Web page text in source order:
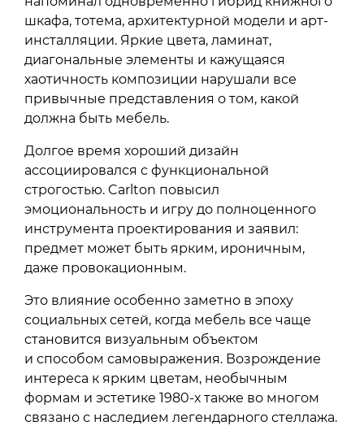
шкафа, тотема, архитектурной модели и арт-
инсталляции. Яркие цвета, ламинат,
диагональные элементы и кажущаяся
хаотичность композиции нарушали все
привычные представления о том, какой
должна быть мебель.
Долгое время хороший дизайн
ассоциировался с функциональной
строгостью. Carlton повысил
эмоциональность и игру до полноценного
инструмента проектирования и заявил:
предмет может быть ярким, ироничным,
даже провокационным.
Это влияние особенно заметно в эпоху
социальных сетей, когда мебель все чаще
становится визуальным объектом
и способом самовыражения. Возрождение
интереса к ярким цветам, необычным
формам и эстетике 1980-х также во многом
связано с наследием легендарного стеллажа.